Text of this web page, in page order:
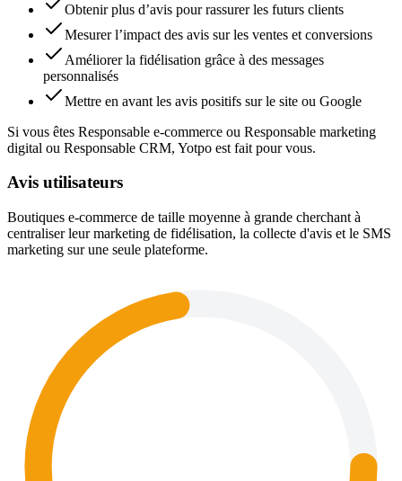
Obtenir plus d’avis pour rassurer les futurs clients
Mesurer l’impact des avis sur les ventes et conversions
Améliorer la fidélisation grâce à des messages
personnalisés
Mettre en avant les avis positifs sur le site ou Google
Si vous êtes Responsable e-commerce ou Responsable marketing
digital ou Responsable CRM, Yotpo est fait pour vous.
Avis utilisateurs
Boutiques e-commerce de taille moyenne à grande cherchant à
centraliser leur marketing de fidélisation, la collecte d'avis et le SMS
marketing sur une seule plateforme.